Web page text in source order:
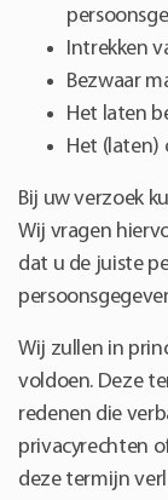
Intrekken
Bezwaar
Het laten
Het (laten)
Bij uw verzoek
Wij vragen
dat u de juiste
Wij zullen in
voldoen. Deze
redenen die
privacyrechten
deze termijn